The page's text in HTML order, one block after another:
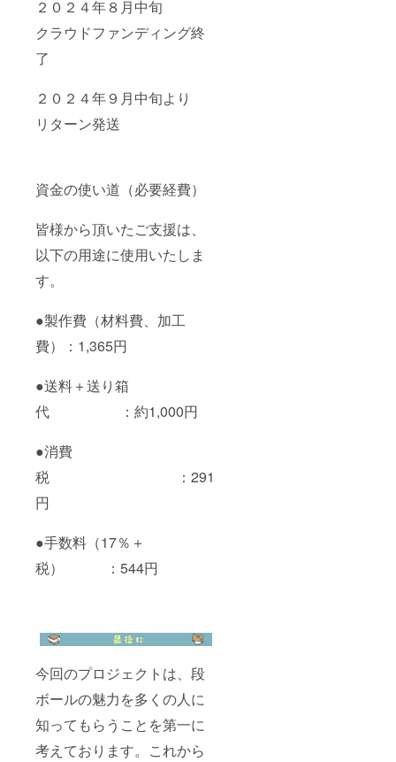
２０２４年８月中旬
クラウドファンディング終
了
２０２４年９月中旬より
リターン発送
資金の使い道（必要経費）
皆様から頂いたご支援は、
以下の用途に使用いたしま
す。
●製作費（材料費、加工
費）：1,365円
●送料＋送り箱
代 ：約1,000円
●消費
税 ：291
円
●手数料（17％＋
税） ：544円
今回のプロジェクトは、段
ボールの魅力を多くの人に
知ってもらうことを第一に
考えております。これから